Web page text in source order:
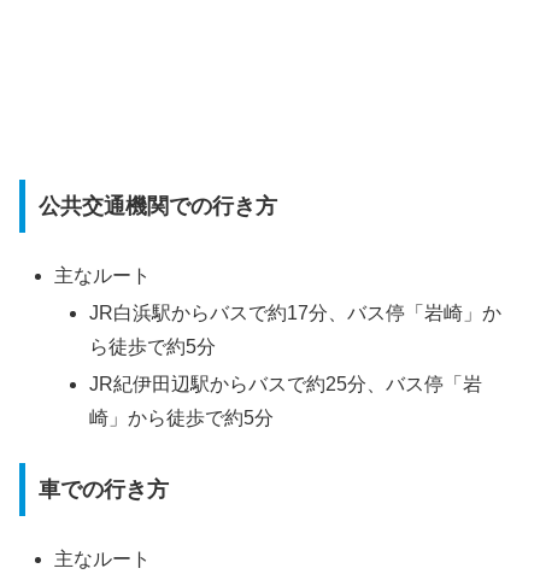
公共交通機関での行き方
主なルート
JR白浜駅からバスで約17分、バス停「岩崎」か
ら徒歩で約5分
JR紀伊田辺駅からバスで約25分、バス停「岩
崎」から徒歩で約5分
車での行き方
主なルート